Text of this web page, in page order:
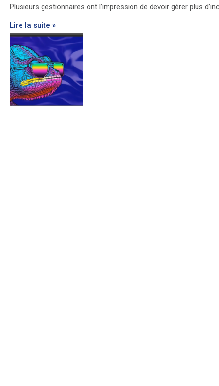
Plusieurs gestionnaires ont l’impression de devoir gérer plus
Lire la suite »